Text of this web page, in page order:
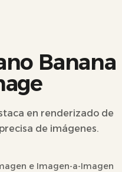
Banana
en renderizado de
de imágenes.
e Imagen-a-Imagen